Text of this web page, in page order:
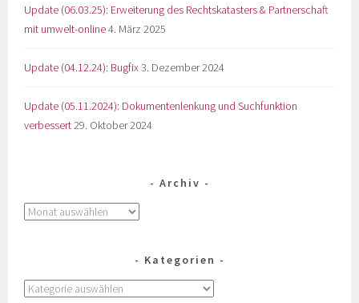
Update (06.03.25): Erweiterung des Rechtskatasters & Partnerschaft
mit umwelt-online4. März 2025
Update (04.12.24): Bugfix3. Dezember 2024
Update (05.11.2024): Dokumentenlenkung und Suchfunktion
verbessert29. Oktober 2024
Archiv
Kategorien